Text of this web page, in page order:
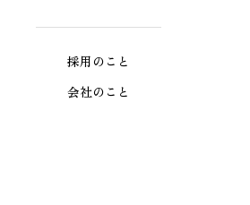
採用のこと
会社のこと